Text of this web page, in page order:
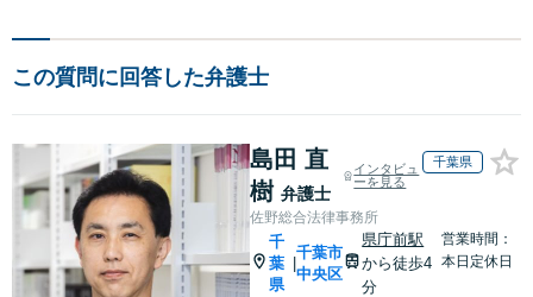
この質問に回答した弁護士
島田 直
樹 弁護士
インタビュ
ーを見る
千葉県
佐野総合法律事務所
千
葉
県
千葉市
中央区
県庁前駅
から徒歩4
分
営業時間：
本日定休日